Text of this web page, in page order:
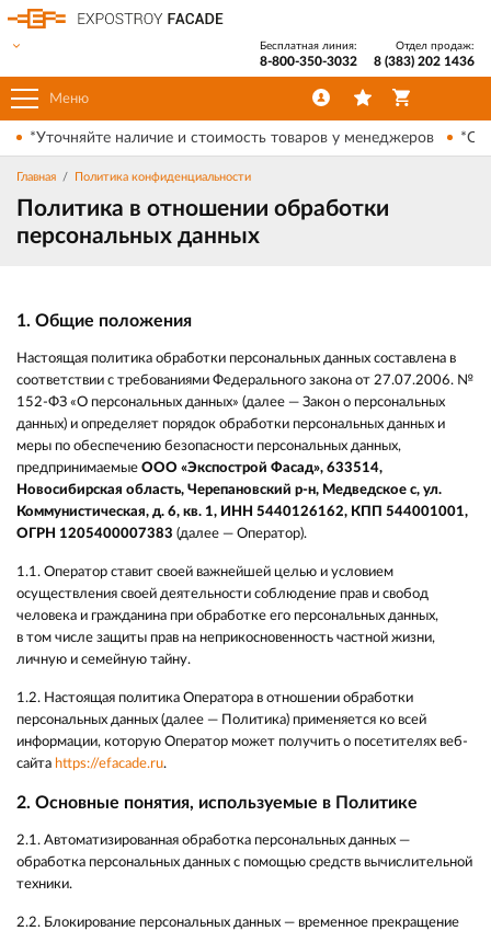
Меню
Бесплатная линия:
8-800-350-3032
Отдел продаж:
8 (383) 202 1436
*Уточняйте наличие и стоимость товаров у менеджеров
Главная Политика конфиденциальности
Политика в отношении обработки
персональных данных
1. Общие положения
Настоящая политика обработки персональных данных составлена в
соответствии с требованиями Федерального закона от 27.07.2006. №
152-ФЗ «О персональных данных» (далее — Закон о персональных
данных) и определяет порядок обработки персональных данных и
меры по обеспечению безопасности персональных данных,
предпринимаемые ООО «Экспострой Фасад», 633514,
Новосибирская область, Черепановский р-н, Медведское с, ул.
Коммунистическая, д. 6, кв. 1, ИНН 5440126162, КПП 544001001,
ОГРН 1205400007383 (далее — Оператор).
1.1. Оператор ставит своей важнейшей целью и условием
осуществления своей деятельности соблюдение прав и свобод
человека и гражданина при обработке его персональных данных,
в том числе защиты прав на неприкосновенность частной жизни,
личную и семейную тайну.
1.2. Настоящая политика Оператора в отношении обработки
персональных данных (далее — Политика) применяется ко всей
информации, которую Оператор может получить о посетителях веб-
сайта https://efacade.ru.
2. Основные понятия, используемые в Политике
2.1. Автоматизированная обработка персональных данных —
обработка персональных данных с помощью средств вычислительной
техники.
2.2. Блокирование персональных данных — временное прекращение